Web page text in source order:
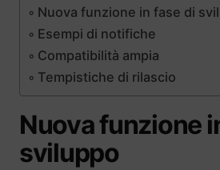
Nuova funzione in fase di
Esempi di notifiche
Compatibilità ampia
Tempistiche di rilascio
Nuova funzione
sviluppo